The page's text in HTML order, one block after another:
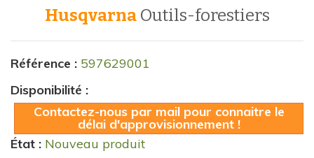
Husqvarna outils-forestiers
Référence : 597629001
Disponibilité :
Contactez-nous par mail pour connaitre le
délai d'approvisionnement !
État : Nouveau produit